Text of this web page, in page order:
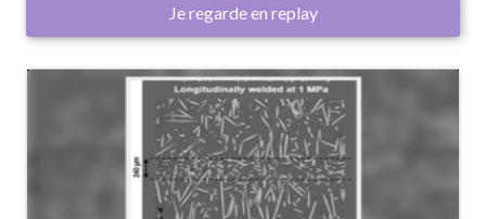
Je regarde en replay